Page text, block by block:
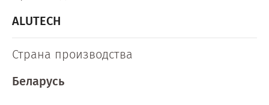
ALUTECH
Страна производства
Беларусь